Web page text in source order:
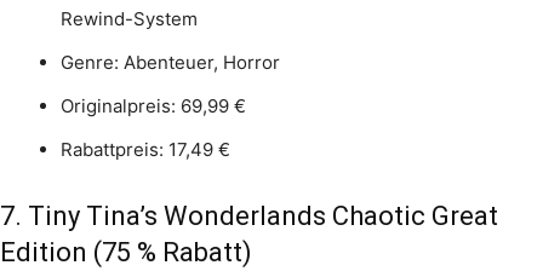
Rewind-System
Genre: Abenteuer, Horror
Originalpreis: 69,99 €
Rabattpreis: 17,49 €
7. Tiny Tina’s Wonderlands Chaotic Great
Edition (75 % Rabatt)